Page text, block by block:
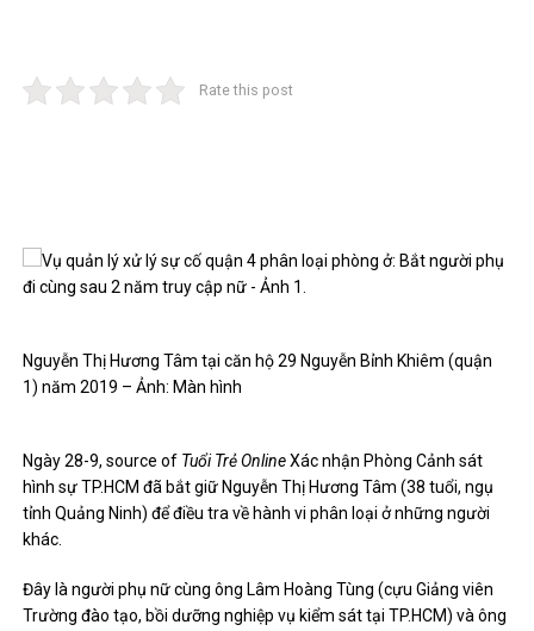
Rate this post
Nguyễn Thị Hương Tâm tại căn hộ 29 Nguyễn Bỉnh Khiêm (quận
1) năm 2019 – Ảnh: Màn hình
Ngày 28-9, source of Tuổi Trẻ OnlineXác nhận Phòng Cảnh sát
hình sự TP.HCM đã bắt giữ Nguyễn Thị Hương Tâm (38 tuổi, ngụ
tỉnh Quảng Ninh) để điều tra về hành vi phân loại ở những người
khác.
Đây là người phụ nữ cùng ông Lâm Hoàng Tùng (cựu Giảng viên
Trường đào tạo, bồi dưỡng nghiệp vụ kiểm sát tại TP.HCM) và ông